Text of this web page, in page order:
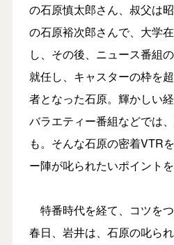
の石原慎太郎さん、叔父は
の石原裕次郎さんで、大学
し、その後、ニュース番組
就任し、キャスターの枠を
者となった石原。輝かしい
バラエティー番組などでは
も。そんな石原の密着VTR
ー陣が叱られたいポイントを
特番時代を経て、コツをつ
春日、岩井は、石原の叱ら